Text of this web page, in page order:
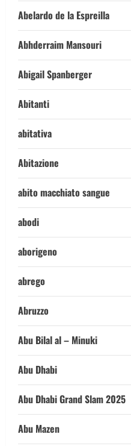
Abelardo de la Espreilla
Abhderraim Mansouri
Abigail Spanberger
Abitanti
abitativa
Abitazione
abito macchiato sangue
abodi
aborigeno
abrego
Abruzzo
Abu Bilal al – Minuki
Abu Dhabi
Abu Dhabi Grand Slam 2025
Abu Mazen